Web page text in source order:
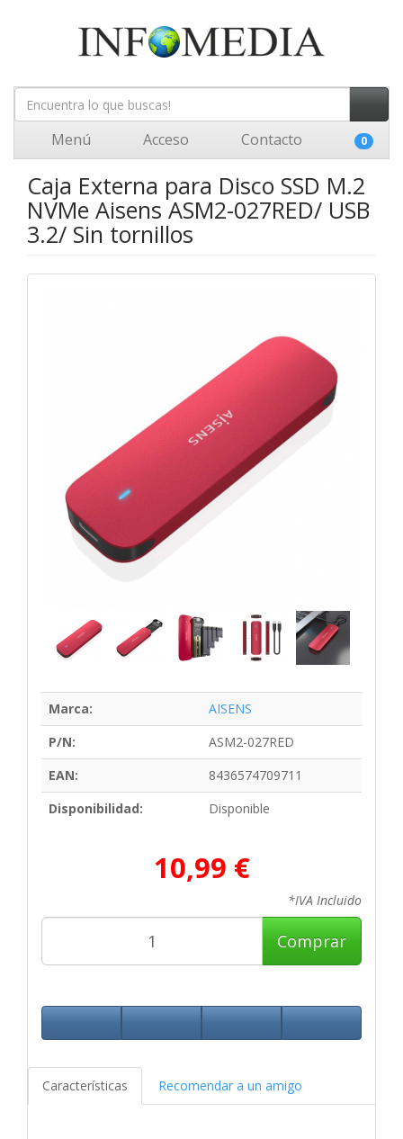
Menú Acceso Contacto 0
Caja Externa para Disco SSD M.2
NVMe Aisens ASM2-027RED/ USB
3.2/ Sin tornillos
Marca:
AISENS
P/N:
ASM2-027RED
EAN:
8436574709711
Disponibilidad:
Disponible
10,99 €
*IVA Incluido
Comprar
Características Recomendar a un amigo